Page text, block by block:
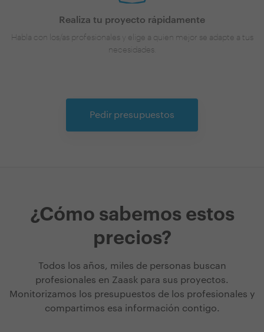
Realiza tu proyecto rápidamente
Habla con los/as profesionales y elige a quien mejor se adapte a tus
necesidades.
Pedir presupuestos
¿Cómo sabemos estos
precios?
Todos los años, miles de personas buscan
profesionales en Zaask para sus proyectos.
Monitorizamos los presupuestos de los profesionales y
compartimos esa información contigo.